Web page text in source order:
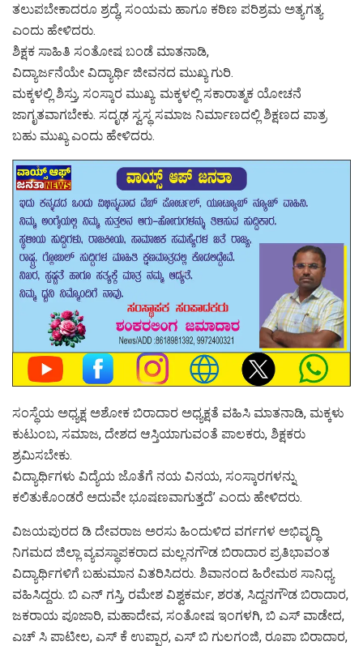
ತಲುಪಬೇಕಾದರೂ ಶ್ರದ್ಧೆ, ಸಂಯಮ ಹಾಗೂ ಕಠಿಣ ಪರಿಶ್ರಮ ಅತ್ಯಗತ್ಯ
ಎಂದು ಹೇಳಿದರು.
ಶಿಕ್ಷಕ ಸಾಹಿತಿ ಸಂತೋಷ ಬಂಡೆ ಮಾತನಾಡಿ,
ವಿದ್ಯಾರ್ಜನೆಯೇ ವಿದ್ಯಾರ್ಥಿ ಜೀವನದ ಮುಖ್ಯ ಗುರಿ.
ಮಕ್ಕಳಲ್ಲಿ ಶಿಸ್ತು, ಸಂಸ್ಕಾರ ಮುಖ್ಯ. ಮಕ್ಕಳಲ್ಲಿ ಸಕಾರಾತ್ಮಕ ಯೋಚನೆ
ಜಾಗೃತವಾಗಬೇಕು. ಸದೃಢ ಸ್ವಸ್ಥ ಸಮಾಜ ನಿರ್ಮಾಣದಲ್ಲಿ ಶಿಕ್ಷಣದ ಪಾತ್ರ
ಬಹು ಮುಖ್ಯ ಎಂದು ಹೇಳಿದರು.
ಸಂಸ್ಥೆಯ ಅಧ್ಯಕ್ಷ ಅಶೋಕ ಬಿರಾದಾರ ಅಧ್ಯಕ್ಷತೆ ವಹಿಸಿ ಮಾತನಾಡಿ, ಮಕ್ಕಳು
ಕುಟುಂಬ, ಸಮಾಜ, ದೇಶದ ಆಸ್ತಿಯಾಗುವಂತೆ ಪಾಲಕರು, ಶಿಕ್ಷಕರು
ಶ್ರಮಿಸಬೇಕು.
ವಿದ್ಯಾರ್ಥಿಗಳು ವಿದ್ಯೆಯ ಜೊತೆಗೆ ನಯ ವಿನಯ, ಸಂಸ್ಕಾರಗಳನ್ನು
ಕಲಿತುಕೊಂಡರೆ ಅದುವೇ ಭೂಷಣವಾಗುತ್ತದೆ’ ಎಂದು ಹೇಳಿದರು.
ವಿಜಯಪುರದ ಡಿ ದೇವರಾಜ ಅರಸು ಹಿಂದುಳಿದ ವರ್ಗಗಳ ಅಭಿವೃದ್ಧಿ
ನಿಗಮದ ಜಿಲ್ಲಾ ವ್ಯವಸ್ಥಾಪಕರಾದ ಮಲ್ಲನಗೌಡ ಬಿರಾದಾರ ಪ್ರತಿಭಾವಂತ
ವಿದ್ಯಾರ್ಥಿಗಳಿಗೆ ಬಹುಮಾನ ವಿತರಿಸಿದರು. ಶಿವಾನಂದ ಹಿರೇಮಠ ಸಾನಿಧ್ಯ
ವಹಿಸಿದ್ದರು. ಬಿ ಎನ್ ಗಸ್ತಿ, ರಮೇಶ ವಿಶ್ವಕರ್ಮ, ಶರತ, ಸಿದ್ದನಗೌಡ ಬಿರಾದಾರ,
ಜಕರಾಯ ಪೂಜಾರಿ, ಮಹಾದೇವ, ಸಂತೋಷ ಇಂಗಳಗಿ, ಬಿ ಎಸ್ ವಾಡೇದ,
ಎಚ್ ಸಿ ಪಾಟೀಲ, ಎಸ್ ಕೆ ಉಪ್ಪಾರ, ಎಸ್ ಬಿ ಗುಲಗಂಜಿ, ರೂಪಾ ಬಿರಾದಾರ,